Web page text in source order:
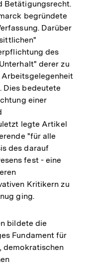
Betätigungsrecht.
begründete
Darüber
des
derer zu
Arbeitsgelegenheit
Dies bedeutete
einer
legte Artikel
"für alle
des darauf
fest - eine
Kritikern zu
ging.
bildete die
Fundament für
demokratischen